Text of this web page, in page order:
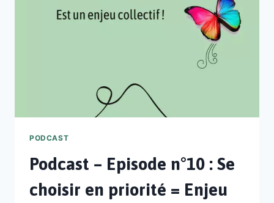
PODCAST
Podcast – Episode n°10 : Se
choisir en priorité = Enjeu